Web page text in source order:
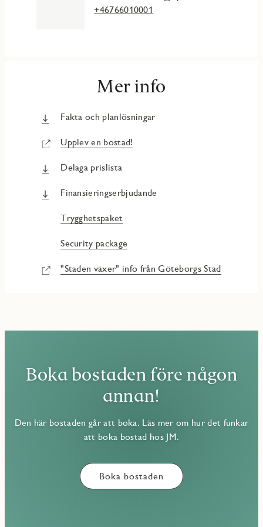
+46766010001
Mer info
Fakta och planlösningar
Upplev en bostad!
Deläga prislista
Finansieringserbjudande
Trygghetspaket
Security package
"Staden växer" info från Göteborgs Stad
Boka bostaden före någon
annan!
Den här bostaden går att boka. Läs mer om hur det funkar
att boka bostad hos JM.
Boka bostaden